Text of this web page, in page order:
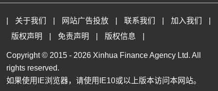
关于我们 网站广告投放 联系我们 加入我们
版权声明
免责声明 版权信息
Copyright © 2015 - 2026 Xinhua Finance Agency Ltd. All
rights reserved.
如果使用IE浏览器，请使用IE10或以上版本访问本网站。